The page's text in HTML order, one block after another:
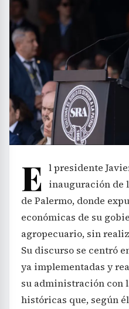
E l presidente
inauguración de
de Palermo, donde
económicas de su
agropecuario, sin
Su discurso se centró
ya implementadas y
su administración con
históricas que, según